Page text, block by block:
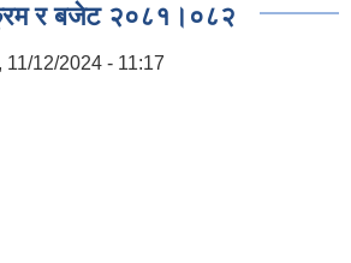
र बजेट २०८१।०८२
11/12/2024 - 11:17